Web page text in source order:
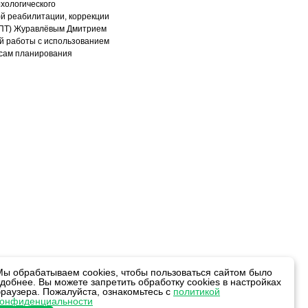
реабилитации, коррекции
Журавлёвым Дмитрием
работы с использованием
планирования
обрабатываем cookies, чтобы пользоваться сайтом было
Вы можете запретить обработку cookies в настройках
Пожалуйста, ознакомьтесь с политикой